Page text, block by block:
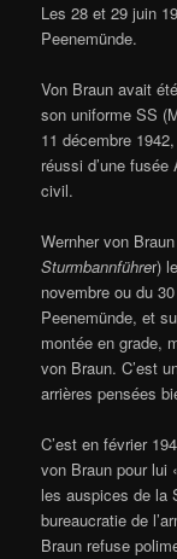
Les 28 et 29 juin
Peenemünde.
Von Braun avait
son uniforme SS
11 décembre
réussi d’une
civil.
Wernher von
Sturmbannführer)
novembre ou du
Peenemünde, et
montée en grade,
von Braun. C’est
arrières pensées
C’est en février
von Braun pour lui
les auspices de la
bureaucratie de
Braun refuse